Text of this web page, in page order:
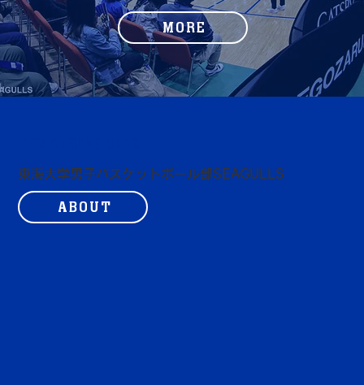
MORE
東海大学男子バスケットボール部SEAGULLS
ABOUT